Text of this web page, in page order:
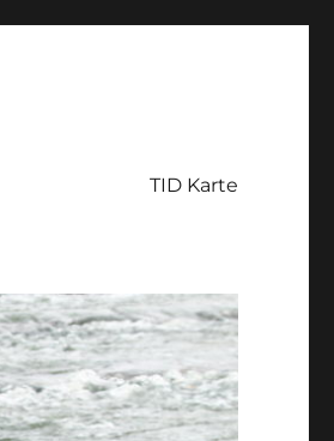
TID Karte